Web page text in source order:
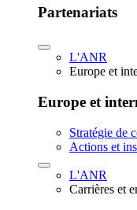
Partenariats
L'ANR
Europe et
Europe et
Stratégie de
Actions et
L'ANR
Carrières et